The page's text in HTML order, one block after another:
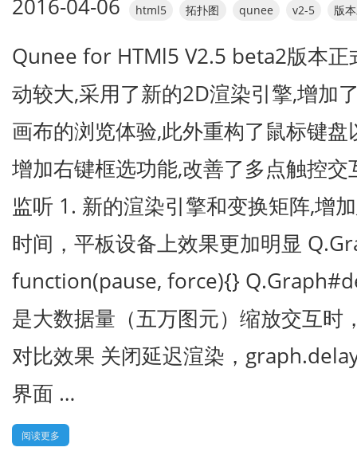
2016-04-06 html5 拓扑图 qunee v2-5 版
Qunee for HTMl5 V2.5 beta2版本正
动较大,采用了新的2D渲染引擎,增加
画布的浏览体验,此外重构了鼠标键
增加右键框选功能,改善了多点触控
监听 1. 新的渲染引擎和变换矩阵,增
时间，平板设备上效果更加明显
function(pause, force){}
是大数据量（五万图元）缩放交互时
对比效果 关闭延迟渲染，
界面 …
阅读更多